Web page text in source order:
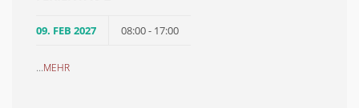
09. FEB 2027 08:00 - 17:00
...MEHR